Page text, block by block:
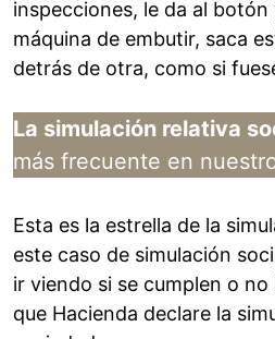
inspecciones, le da al botón
máquina de embutir, saca
detrás de otra, como si
La simulación relativa
más frecuente en
Esta es la estrella de la
este caso de simulación
ir viendo si se cumplen o
que Hacienda declare la